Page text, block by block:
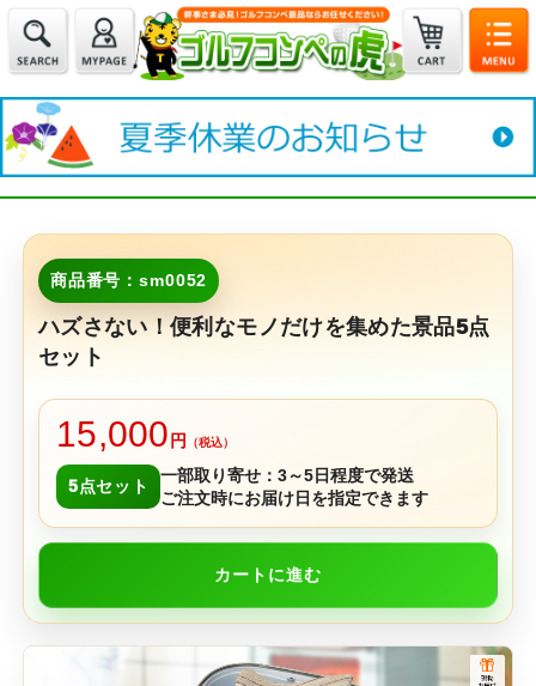
商品番号：sm0052
ハズさない！便利なモノだけを集めた景品5点
セット
15,000 円 （税込）
5点セット
一部取り寄せ：3～5日程度で発送
ご注文時にお届け日を指定できます
カートに進む